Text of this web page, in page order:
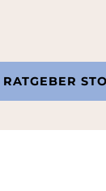
RATGEBER